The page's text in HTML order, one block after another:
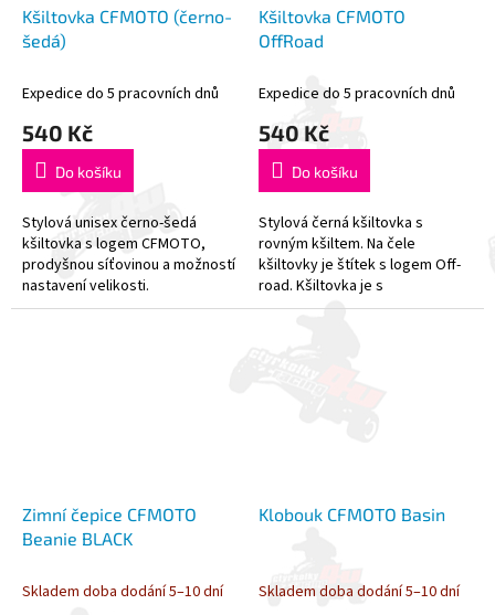
Kšiltovka CFMOTO (černo-
šedá)
Expedice do 5 pracovních dnů
540 Kč
Do košíku
Stylová unisex černo-šedá
kšiltovka s logem CFMOTO,
prodyšnou síťovinou a možností
nastavení velikosti.
Kšiltovka CFMOTO
OffRoad
Expedice do 5 pracovních dnů
540 Kč
Do košíku
Stylová černá kšiltovka s
rovným kšiltem. Na čele
kšiltovky je štítek s logem Off-
road. Kšiltovka je s
nastavitelným zapínáním
Zimní čepice CFMOTO
Beanie BLACK
Skladem doba dodání 5–10 dní
Klobouk CFMOTO Basin
Skladem doba dodání 5–10 dní